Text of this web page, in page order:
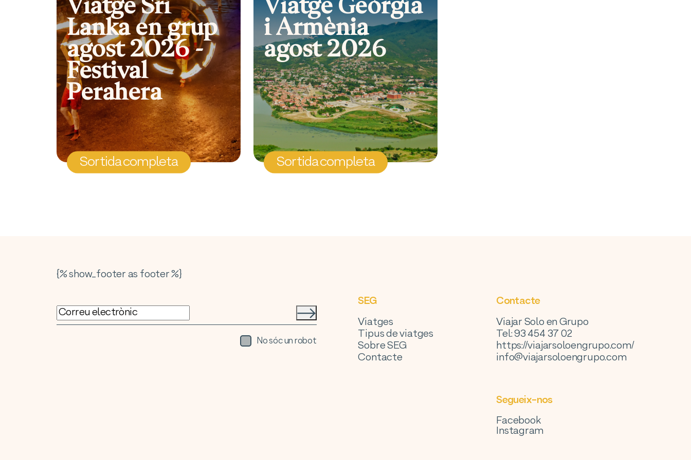
Lanka en grup
agost 2026 -
Festival
Perahera
Sortida completa
i Armènia
agost 2026
Sortida completa
{% show_footer as footer %}
No sóc un robot
SEG
Viatges
Tipus de viatges
Sobre SEG
Contacte
Contacte
Viajar Solo en Grupo
Tel: 93 454 37 02
https://viajarsoloengrupo.com/
info@viajarsoloengrupo.com
Segueix-nos
Facebook
Instagram